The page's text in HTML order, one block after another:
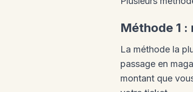
Méthode 1
La méthode la
passage en
montant que